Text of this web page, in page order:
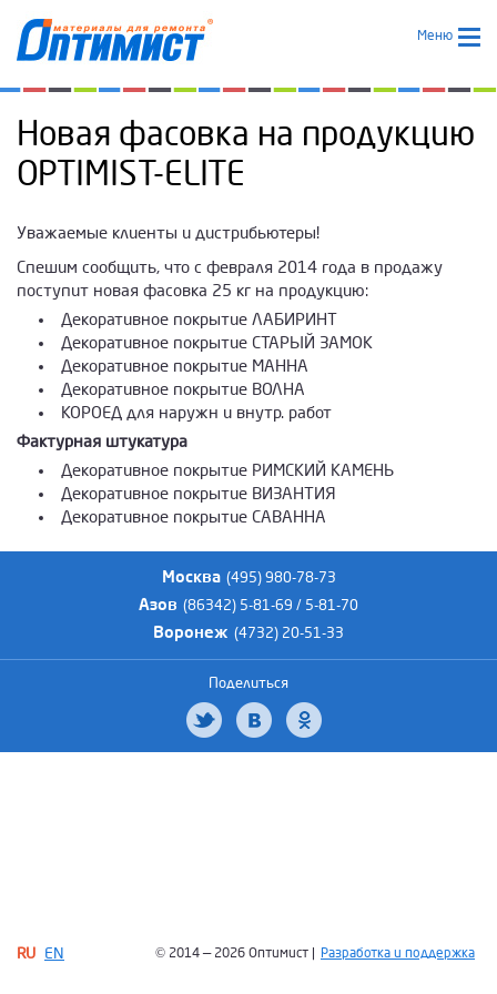
Меню
Новая фасовка на продукцию
OPTIMIST-ELITE
Уважаемые клиенты и дистрибьютеры!
Спешим сообщить, что с февраля 2014 года в продажу
поступит новая фасовка 25 кг на продукцию:
Декоративное покрытие ЛАБИРИНТ
Декоративное покрытие СТАРЫЙ ЗАМОК
Декоративное покрытие МАННА
Декоративное покрытие ВОЛНА
КОРОЕД для наружн и внутр. работ
Фактурная штукатура
Декоративное покрытие РИМСКИЙ КАМЕНЬ
Декоративное покрытие ВИЗАНТИЯ
Декоративное покрытие САВАННА
Москва (495) 980-78-73
Азов (86342) 5-81-69 / 5-81-70
Воронеж (4732) 20-51-33
Поделиться
RU EN © 2014 — 2026 Оптимист | Разработка и поддержка